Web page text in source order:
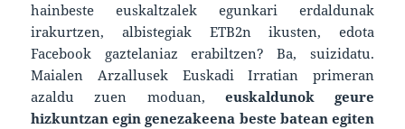
hainbeste euskaltzalek egunkari erdaldunak
irakurtzen, albistegiak ETB2n ikusten, edota
Facebook gaztelaniaz erabiltzen? Ba, suizidatu.
Maialen Arzallusek Euskadi Irratian primeran
azaldu zuen moduan, euskaldunok geure
hizkuntzan egin genezakeena beste batean egiten